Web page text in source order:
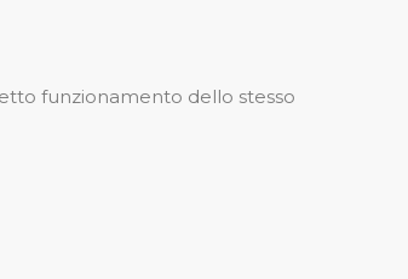
funzionamento dello stesso